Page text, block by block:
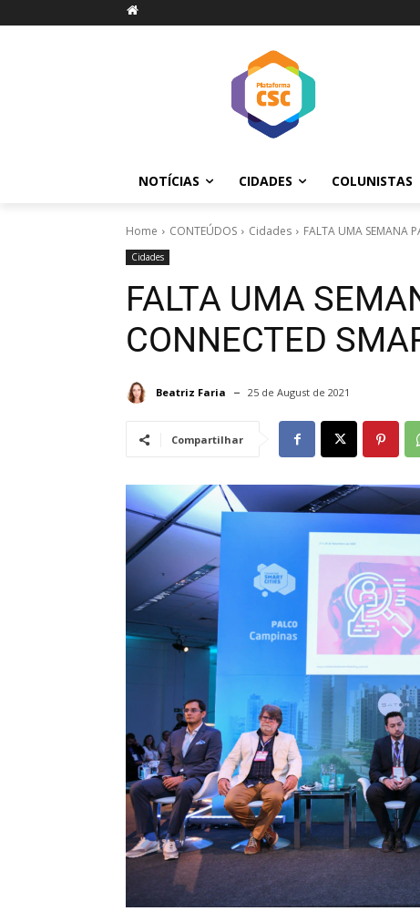
NOTÍCIAS CIDADES COLUNISTAS
Home CONTEÚDOS Cidades FALTA UMA SEMANA
Cidades
FALTA UMA
CONNECTED
Beatriz Faria 25 de August de 2021
Compartilhar